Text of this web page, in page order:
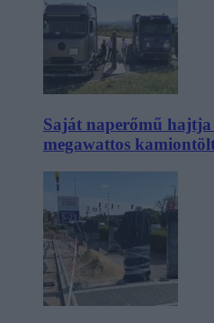
Saját naperőmű
megawattos